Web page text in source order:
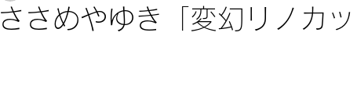
ささめやゆき「変幻リノカッ